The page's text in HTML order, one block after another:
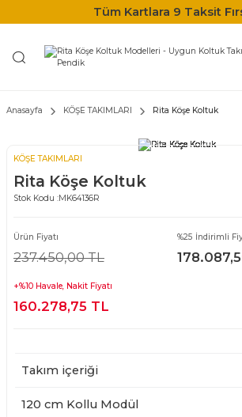
Tüm Kartlara 9 Taksit
Anasayfa KÖŞE TAKIMLARI Rita Köşe Koltuk
KÖŞE TAKIMLARI
Rita Köşe Koltuk
Stok Kodu :MK64136R
Ürün Fiyatı
237.450,00 TL
%25 İndirimli
+%10 Havale, Nakit Fiyatı
160.278,75 TL
Takım içeriği
120 cm Kollu Modül